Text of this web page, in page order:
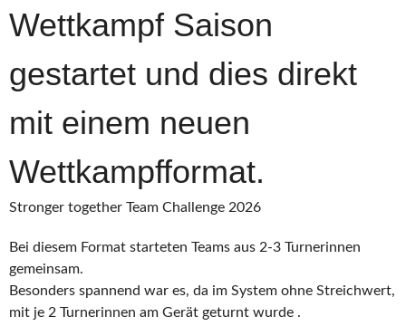
Wettkampf Saison
gestartet und dies direkt
mit einem neuen
Wettkampfformat.
Stronger together Team Challenge 2026
Bei diesem Format starteten Teams aus 2-3 Turnerinnen
gemeinsam.
Besonders spannend war es, da im System ohne Streichwert,
mit je 2 Turnerinnen am Gerät geturnt wurde .